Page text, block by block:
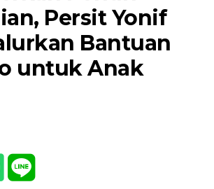
Persit Yonif
Bantuan
untuk Anak